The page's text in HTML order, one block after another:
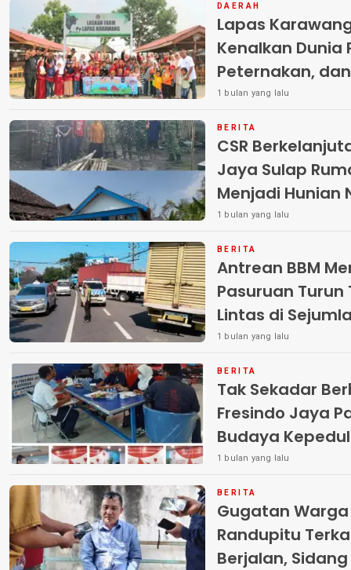
DAERAH
Lapas
Kenalkan Dunia
Peternakan,
kepada Siswa
LAMPU IMAN
1 bulan yang lalu
BERITA
CSR
Jaya Sulap
Menjadi Hunian
1 bulan yang lalu
BERITA
Antrean BBM
Pasuruan
Lintas di
1 bulan yang lalu
BERITA
Tak Sekadar
Fresindo Jaya
Budaya
Darah
1 bulan yang lalu
BERITA
Gugatan
Randupitu
Berjalan,